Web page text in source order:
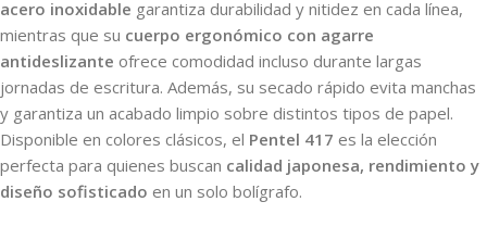
acero inoxidable garantiza durabilidad y nitidez en cada línea,
mientras que su cuerpo ergonómico con agarre
antideslizante ofrece comodidad incluso durante largas
jornadas de escritura. Además, su secado rápido evita manchas
y garantiza un acabado limpio sobre distintos tipos de papel.
Disponible en colores clásicos, el Pentel 417 es la elección
perfecta para quienes buscan calidad japonesa, rendimiento y
diseño sofisticado en un solo bolígrafo.